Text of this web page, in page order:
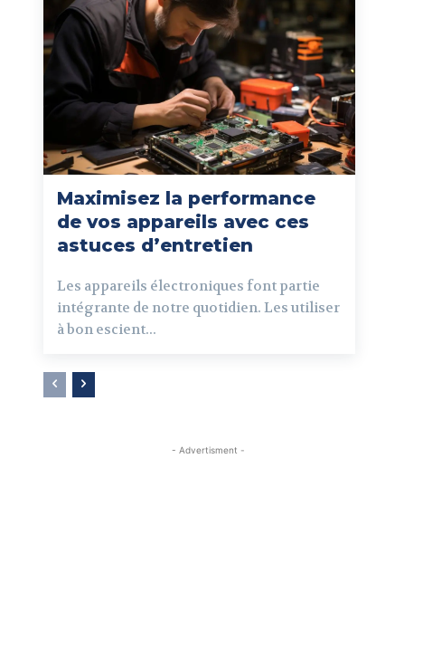
Maximisez la performance
de vos appareils avec ces
astuces d’entretien
Les appareils électroniques font partie
intégrante de notre quotidien. Les utiliser
à bon escient...
- Advertisment -